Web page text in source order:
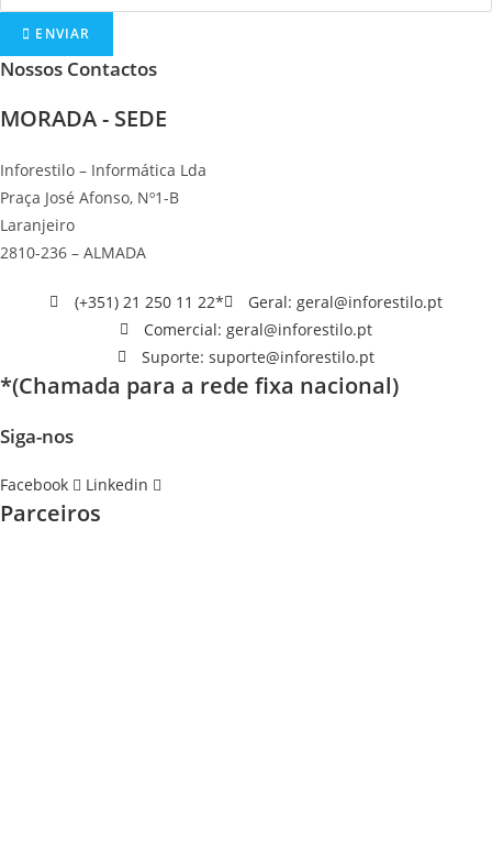
ENVIAR
Nossos Contactos
MORADA - SEDE
Inforestilo – Informática Lda
Praça José Afonso, Nº1-B
Laranjeiro
2810-236 – ALMADA
(+351) 21 250 11 22*
Geral: geral@inforestilo.pt
Comercial: geral@inforestilo.pt
Suporte: suporte@inforestilo.pt
*(Chamada para a rede fixa nacional)
Siga-nos
Facebook Linkedin
Parceiros